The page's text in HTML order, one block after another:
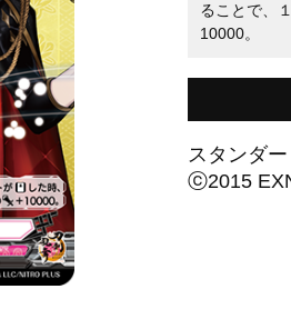
ることで、
10000。
スタンダー
ⓒ2015